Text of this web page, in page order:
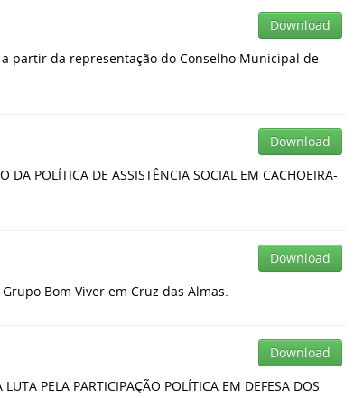
Download
a partir da representação do Conselho Municipal de
Download
DA POLÍTICA DE ASSISTÊNCIA SOCIAL EM CACHOEIRA-
Download
Bom Viver em Cruz das Almas.
Download
PELA PARTICIPAÇÃO POLÍTICA EM DEFESA DOS